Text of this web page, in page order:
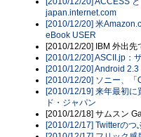
japan.internet.com
[2010/12/20] 米
eBook USER
[2010/12/20] IBM 外出
[2010/12/20] ASCII.jp：
[2010/12/20] Android
[2010/12/20] ソニー、
[2010/12/19] 来年最初
ド・ジャパン
[2010/12/18] サムスン
[2010/12/17] Twitterの